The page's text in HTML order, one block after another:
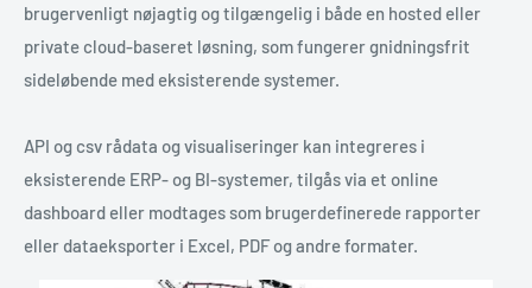
brugervenligt nøjagtig og tilgængelig i både en hosted eller
private cloud-baseret løsning, som fungerer gnidningsfrit
sideløbende med eksisterende systemer.
API og csv rådata og visualiseringer kan integreres i
eksisterende ERP- og BI-systemer, tilgås via et online
dashboard eller modtages som brugerdefinerede rapporter
eller dataeksporter i Excel, PDF og andre formater.